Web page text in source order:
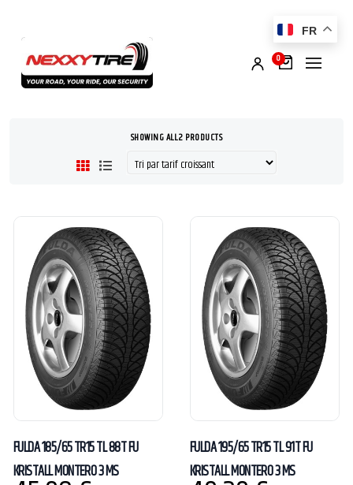
0
SHOWING ALL 2 PRODUCTS
FULDA 185/65 TR15 TL 88T FU
KRISTALL MONTERO 3 MS
FULDA 195/65 TR15 TL 91T FU
KRISTALL MONTERO 3 MS
FR